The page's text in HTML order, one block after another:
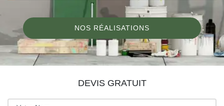
NOS RÉALISATIONS
DEVIS GRATUIT